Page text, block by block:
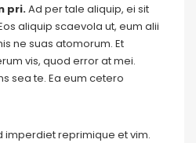
pri.Ad per tale aliquip, ei sit
aliquip scaevola ut, eum alii
ne suas atomorum. Et
vis, quod error at mei.
sea te. Ea eum cetero
imperdiet reprimique et vim.